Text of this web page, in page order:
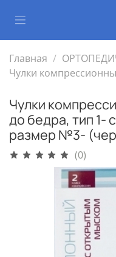
Главная
Чулки
Чулки
до бедра, тип 1-
размер №3-
(0)